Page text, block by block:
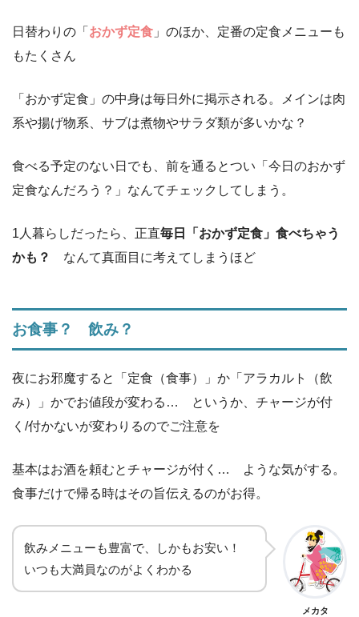
日替わりの「 おかず定食 」のほか、定番の定食メニューも
もたくさん
「おかず定食」の中身は毎日外に掲示される。メインは肉
系や揚げ物系、サブは煮物やサラダ類が多いかな？
食べる予定のない日でも、前を通るとつい「今日のおかず
定食なんだろう？」なんてチェックしてしまう。
1人暮らしだったら、正直毎日「おかず定食」食べちゃう
かも？
なんて真面目に考えてしまうほど
お食事？ 飲み？
夜にお邪魔すると「定食（食事）」か「アラカルト（飲
み）」かでお値段が変わる… というか、チャージが付
く/付かないが変わりるのでご注意を
基本はお酒を頼むとチャージが付く… ような気がする。
食事だけで帰る時はその旨伝えるのがお得。
飲みメニューも豊富で、しかもお安い！
いつも大満員なのがよくわかる
メカタ